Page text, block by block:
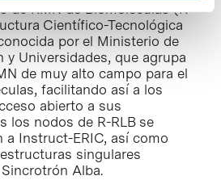
de RMN de Biomoléculas (R-
Científico-Tecnológica
por el Ministerio de
y Universidades, que agrupa
de muy alto campo para el
facilitando así a los
abierto a sus
los nodos de R-RLB se
a Instruct-ERIC, así como
singulares
Alba.